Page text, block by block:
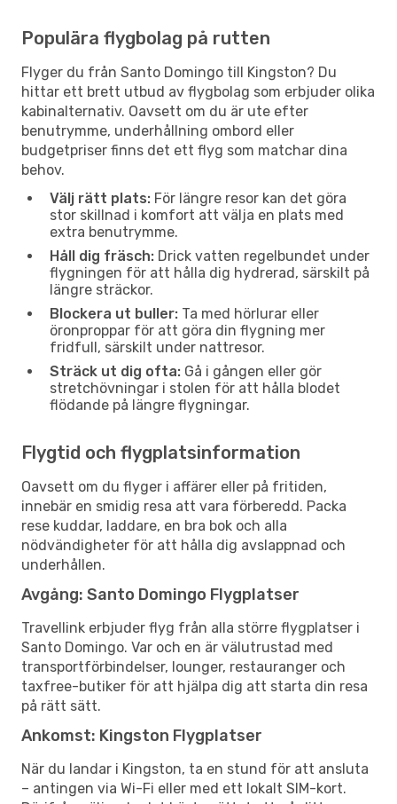
Populära flygbolag på rutten
Flyger du från Santo Domingo till Kingston? Du
hittar ett brett utbud av flygbolag som erbjuder olika
kabinalternativ. Oavsett om du är ute efter
benutrymme, underhållning ombord eller
budgetpriser finns det ett flyg som matchar dina
behov.
Välj rätt plats: För längre resor kan det göra
stor skillnad i komfort att välja en plats med
extra benutrymme.
Håll dig fräsch: Drick vatten regelbundet under
flygningen för att hålla dig hydrerad, särskilt på
längre sträckor.
Blockera ut buller: Ta med hörlurar eller
öronproppar för att göra din flygning mer
fridfull, särskilt under nattresor.
Sträck ut dig ofta: Gå i gången eller gör
stretchövningar i stolen för att hålla blodet
flödande på längre flygningar.
Flygtid och flygplatsinformation
Oavsett om du flyger i affärer eller på fritiden,
innebär en smidig resa att vara förberedd. Packa
rese kuddar, laddare, en bra bok och alla
nödvändigheter för att hålla dig avslappnad och
underhållen.
Avgång: Santo Domingo Flygplatser
Travellink erbjuder flyg från alla större flygplatser i
Santo Domingo. Var och en är välutrustad med
transportförbindelser, lounger, restauranger och
taxfree-butiker för att hjälpa dig att starta din resa
på rätt sätt.
Ankomst: Kingston Flygplatser
När du landar i Kingston, ta en stund för att ansluta
– antingen via Wi-Fi eller med ett lokalt SIM-kort.